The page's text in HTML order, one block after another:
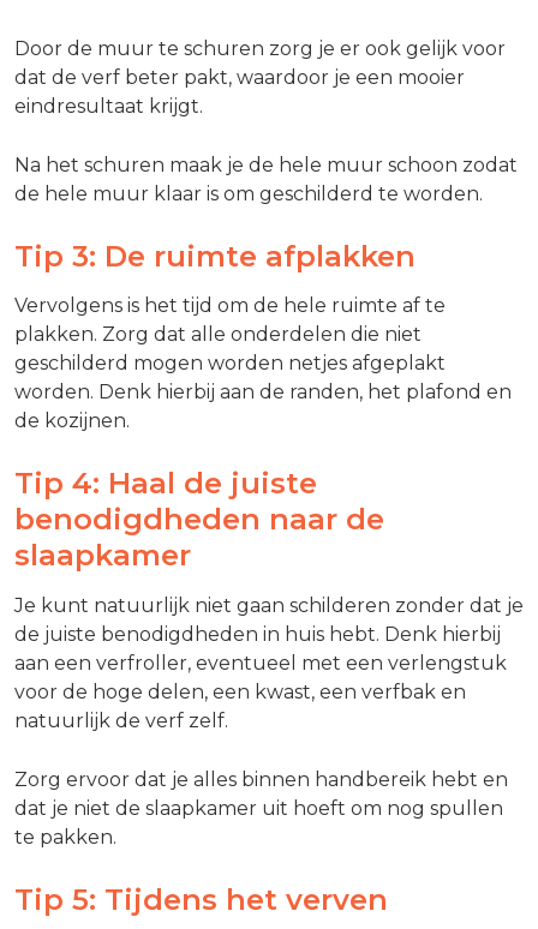
Door de muur te schuren zorg je er ook gelijk voor
dat de verf beter pakt, waardoor je een mooier
eindresultaat krijgt.
Na het schuren maak je de hele muur schoon zodat
de hele muur klaar is om geschilderd te worden.
Tip 3: De ruimte afplakken
Vervolgens is het tijd om de hele ruimte af te
plakken. Zorg dat alle onderdelen die niet
geschilderd mogen worden netjes afgeplakt
worden. Denk hierbij aan de randen, het plafond en
de kozijnen.
Tip 4: Haal de juiste
benodigdheden naar de
slaapkamer
Je kunt natuurlijk niet gaan schilderen zonder dat je
de juiste benodigdheden in huis hebt. Denk hierbij
aan een verfroller, eventueel met een verlengstuk
voor de hoge delen, een kwast, een verfbak en
natuurlijk de verf zelf.
Zorg ervoor dat je alles binnen handbereik hebt en
dat je niet de slaapkamer uit hoeft om nog spullen
te pakken.
Tip 5: Tijdens het verven